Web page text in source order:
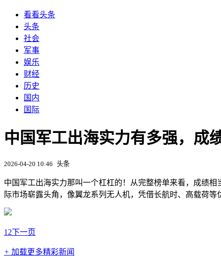
看看头条
头条
社会
军事
娱乐
财经
历史
国内
国际
中国军工出海实力有多强，成
2026-04-20 10:46 头条
中国军工出海实力那叫一个杠杠的！从完整榜单来看，成绩
际市场崭露头角，像翼龙系列无人机，凭借长航时、高载荷等
1 2下一页
+ 加载更多精彩新闻